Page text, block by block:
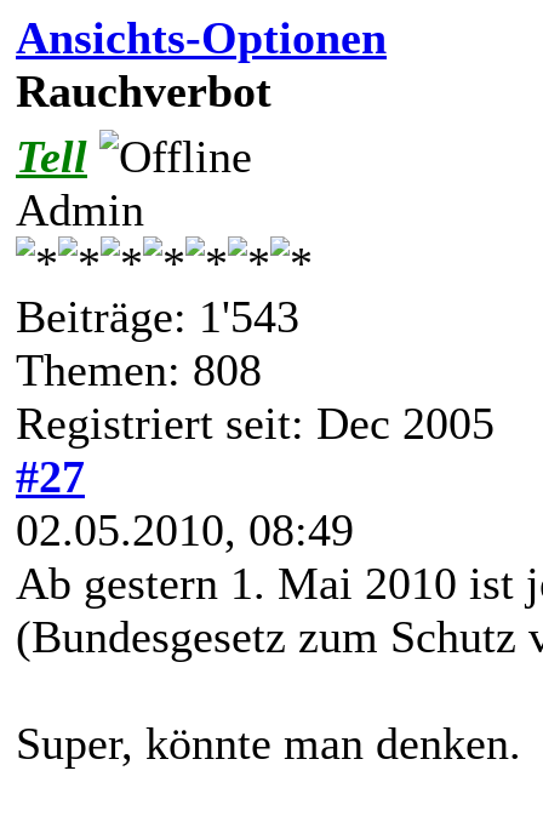
Ansichts-Optionen
Rauchverbot
Tell
Admin
Beiträge: 1'543
Themen: 808
Registriert seit: Dec 2005
#27
02.05.2010, 08:49
Ab gestern 1. Mai 2010 ist
(Bundesgesetz zum
Super, könnte man denken.